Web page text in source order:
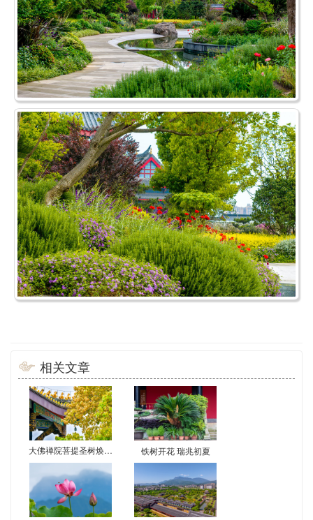
相关文章
大佛禅院菩提圣树焕新彩 尼泊尔移栽二十载现金叶奇观 铁树开花 瑞兆初夏